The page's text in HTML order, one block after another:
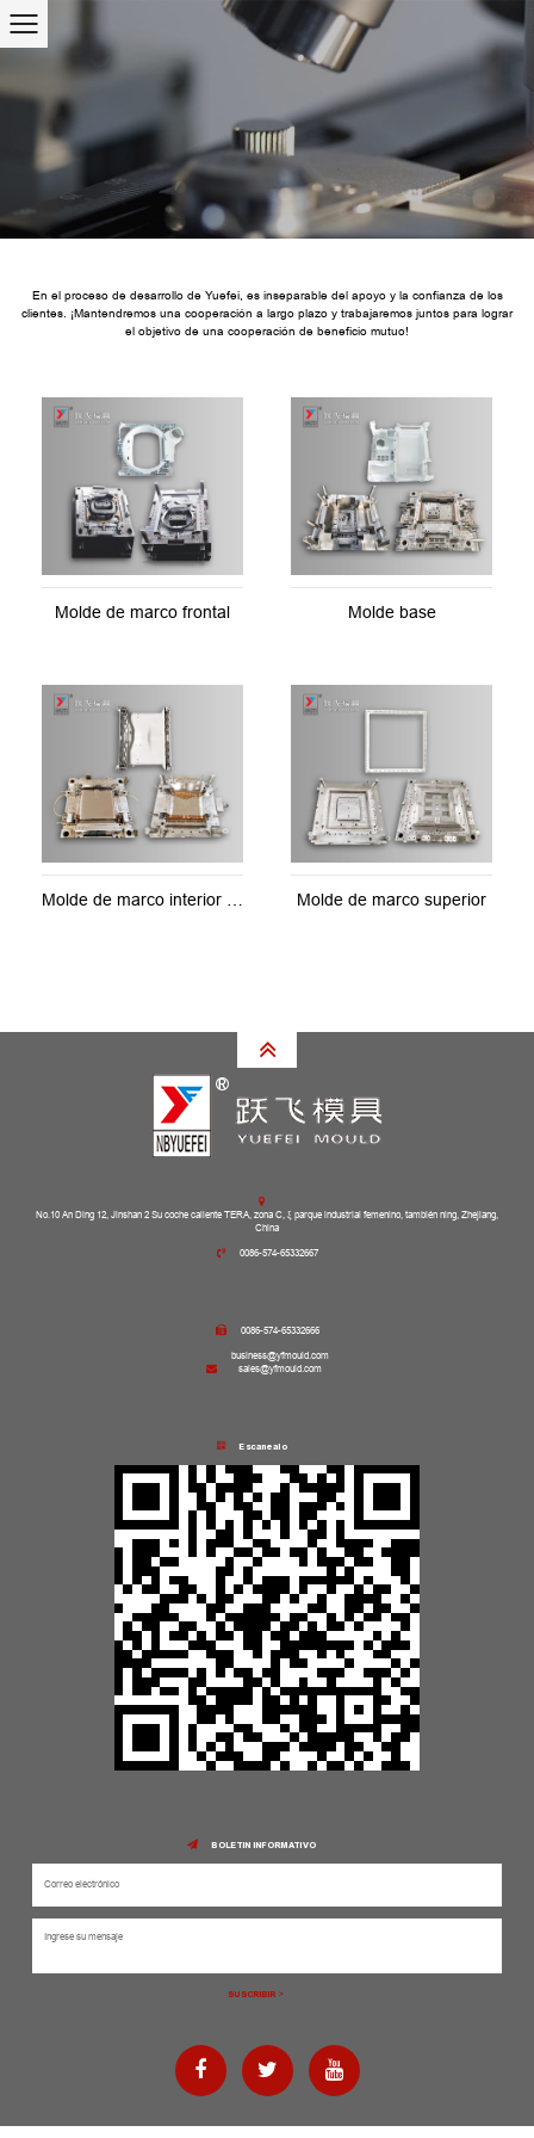
En el proceso de desarrollo de Yuefei, es inseparable del apoyo y la confianza de los
clientes. ¡Mantendremos una cooperación a largo plazo y trabajaremos juntos para lograr
el objetivo de una cooperación de beneficio mutuo!
Molde de marco frontal Molde base
Molde de marco superior
No.10 An Ding 12, Jinshan 2 Su coche caliente TERA, zona C, ξ parque industrial femenino, también ning, Zhejiang,
China
0086-574-65332667
0086-574-65332666
business@yfmould.com
sales@yfmould.com
Escanealo
BOLETIN INFORMATIVO